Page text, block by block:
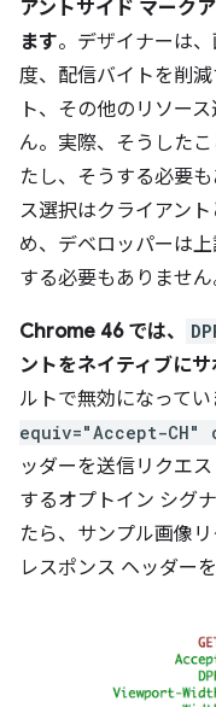
アントサイド マーク
ます。デザイナーは
度、配信バイトを削
ト、その他のリソー
ん。実際、そうした
たし、そうする必要
ス選択はクライアン
め、デベロッパーは
する必要もありません
Chrome 46 では、
ントをネイティブにサ
ルトで無効になって
equiv="Accept-
ッダーを送信リクエ
するオプトイン シグ
たら、サンプル画像
レスポンス ヘッダー